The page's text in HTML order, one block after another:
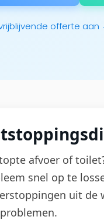
offerte aan
afvoer of
snel op te
uit de